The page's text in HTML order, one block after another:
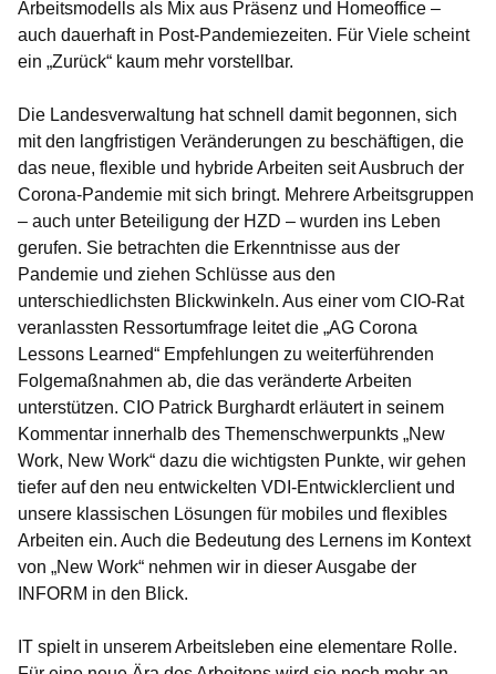
Arbeitsmodells als Mix aus Präsenz und Homeoffice –
auch dauerhaft in Post-Pandemiezeiten. Für Viele scheint
ein „Zurück“ kaum mehr vorstellbar.
Die Landesverwaltung hat schnell damit begonnen, sich
mit den langfristigen Veränderungen zu beschäftigen, die
das neue, flexible und hybride Arbeiten seit Ausbruch der
Corona-Pandemie mit sich bringt. Mehrere Arbeitsgruppen
– auch unter Beteiligung der HZD – wurden ins Leben
gerufen. Sie betrachten die Erkenntnisse aus der
Pandemie und ziehen Schlüsse aus den
unterschiedlichsten Blickwinkeln. Aus einer vom CIO-Rat
veranlassten Ressortumfrage leitet die „AG Corona
Lessons Learned“ Empfehlungen zu weiterführenden
Folgemaßnahmen ab, die das veränderte Arbeiten
unterstützen. CIO Patrick Burghardt erläutert in seinem
Kommentar innerhalb des Themenschwerpunkts „New
Work, New Work“ dazu die wichtigsten Punkte, wir gehen
tiefer auf den neu entwickelten VDI-Entwicklerclient und
unsere klassischen Lösungen für mobiles und flexibles
Arbeiten ein. Auch die Bedeutung des Lernens im Kontext
von „New Work“ nehmen wir in dieser Ausgabe der
INFORM in den Blick.
IT spielt in unserem Arbeitsleben eine elementare Rolle.